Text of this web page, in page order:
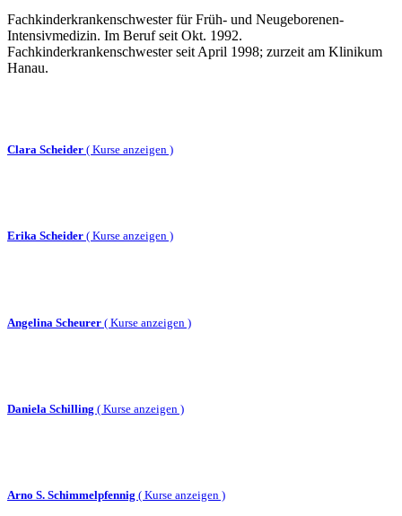
Fachkinderkrankenschwester für Früh- und Neugeborenen-
Intensivmedizin. Im Beruf seit Okt. 1992.
Fachkinderkrankenschwester seit April 1998; zurzeit am Klinikum
Hanau.
Clara Scheider ( Kurse anzeigen )
Erika Scheider ( Kurse anzeigen )
Angelina Scheurer ( Kurse anzeigen )
Daniela Schilling ( Kurse anzeigen )
Arno S. Schimmelpfennig ( Kurse anzeigen )